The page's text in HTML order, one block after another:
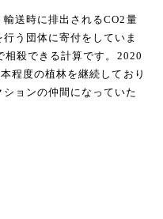
送時に排出されるCO2量
う団体に寄付をしていま
相殺できる計算です。2020
程度の植林を継続しており
ョンの仲間になっていた